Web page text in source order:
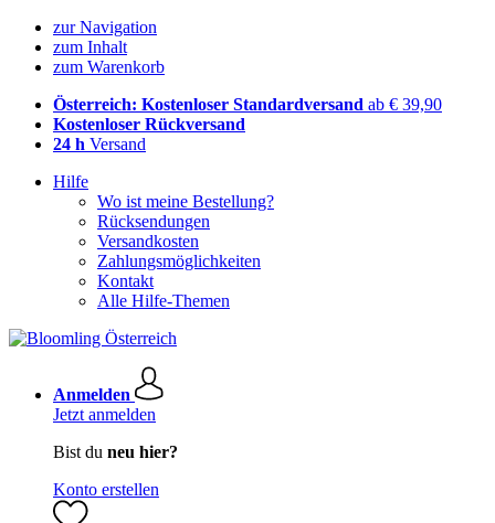
zur Navigation
zum Inhalt
zum Warenkorb
Österreich: Kostenloser Standardversand ab € 39,90
Kostenloser Rückversand
24 h Versand
Hilfe
Wo ist meine Bestellung?
Rücksendungen
Versandkosten
Zahlungsmöglichkeiten
Kontakt
Alle Hilfe-Themen
Anmelden
Jetzt anmelden
Bist du neu hier?
Konto erstellen